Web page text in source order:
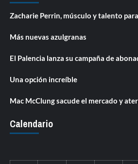
Zacharie Perrin, músculo y talento
Más nuevas azulgranas
El Palencia lanza su campaña de
Una opción increíble
Mac McClung sacude el mercado y
Calendario